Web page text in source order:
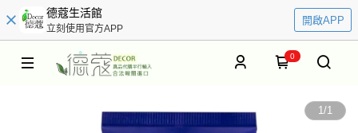
德蔻生活館
立刻使用官方APP
開啟APP
0
1/1